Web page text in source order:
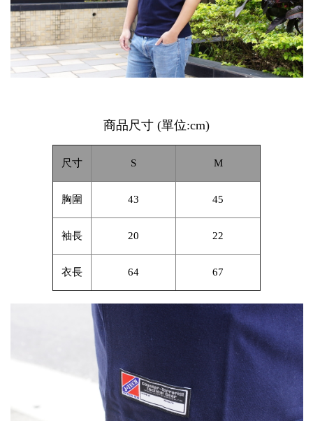
商品尺寸 (單位:cm)
尺寸 S M
胸圍 43 45
袖長 20 22
衣長 64 67